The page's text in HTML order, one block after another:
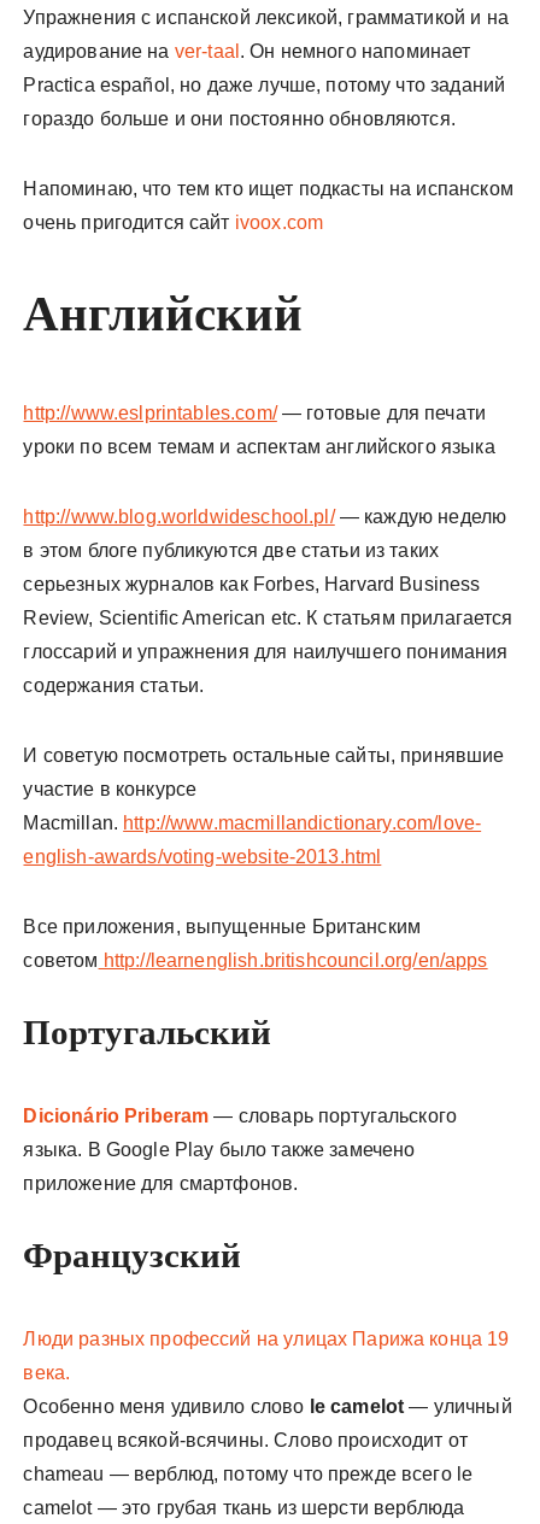
Упражнения с испанской лексикой, грамматикой и на
аудирование на ver-taal . Он немного напоминает
Practica español, но даже лучше, потому что заданий
гораздо больше и они постоянно обновляются.
Напоминаю, что тем кто ищет подкасты на испанском
очень пригодится сайт ivoox.com
Английский
http://www.eslprintables.com/ — готовые для печати
уроки по всем темам и аспектам английского языка
http://www.blog.worldwideschool.pl/ — каждую неделю
в этом блоге публикуются две статьи из таких
серьезных журналов как Forbes, Harvard Business
Review, Scientific American etc. К статьям прилагается
глоссарий и упражнения для наилучшего понимания
содержания статьи.
И советую посмотреть остальные сайты, принявшие
участие в конкурсе
Macmillan. http://www.macmillandictionary.com/love-
english-awards/voting-website-2013.html
Все приложения, выпущенные Британским
советом http://learnenglish.britishcouncil.org/en/apps
Португальский
Dicionário Priberam — словарь португальского
языка. В Google Play было также замечено
приложение для смартфонов.
Французский
Люди разных профессий на улицах Парижа конца 19
века.
Особенно меня удивило слово le camelot — уличный
продавец всякой-всячины. Слово происходит от
chameau — верблюд, потому что прежде всего le
camelot — это грубая ткань из шерсти верблюда